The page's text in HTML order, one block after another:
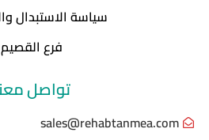
سياسة الاستبدال
فرع القصيم
تواصل
sales@rehabtanmea.com